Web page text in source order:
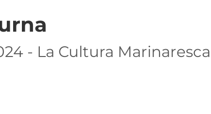
- La Cultura Marinaresca